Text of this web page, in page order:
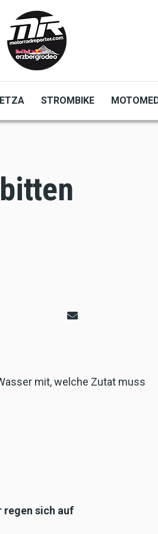
STROMBIKE
mit, welche Zutat muss
regen sich auf